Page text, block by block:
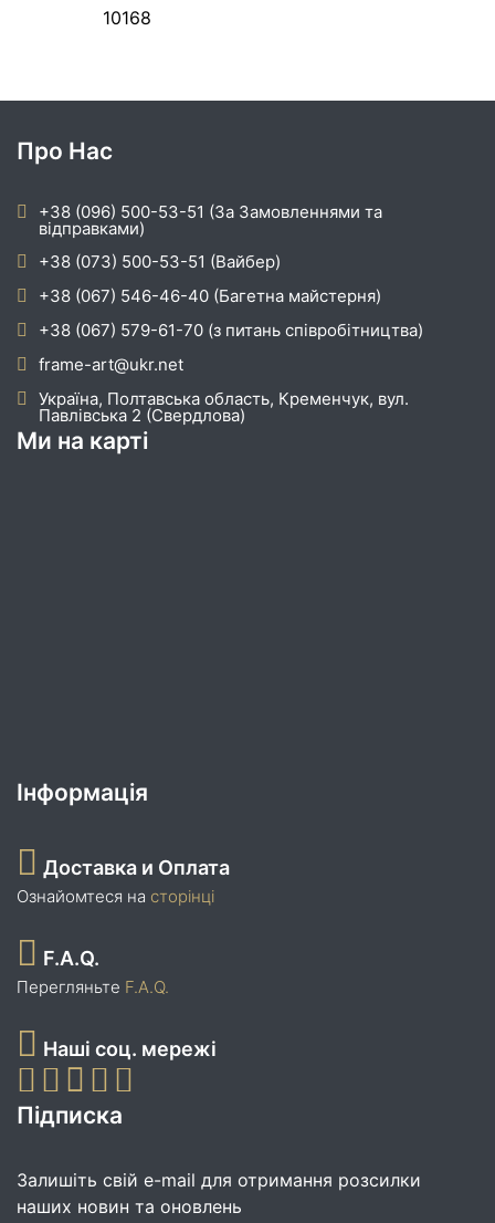
10168
Про Нас
+38 (096) 500-53-51 (За Замовленнями та
відправками)
+38 (073) 500-53-51 (Вайбер)
+38 (067) 546-46-40 (Багетна майстерня)
+38 (067) 579-61-70 (з питань співробітництва)
frame-art@ukr.net
Україна, Полтавська область, Кременчук, вул.
Павлівська 2 (Свердлова)
Ми на карті
Інформація
Доставка и Оплата
Ознайомтеся на сторінці
F.A.Q.
Перегляньте F.A.Q.
Наші соц. мережі
Підписка
Залишіть свій e-mail для отримання розсилки
наших новин та оновлень